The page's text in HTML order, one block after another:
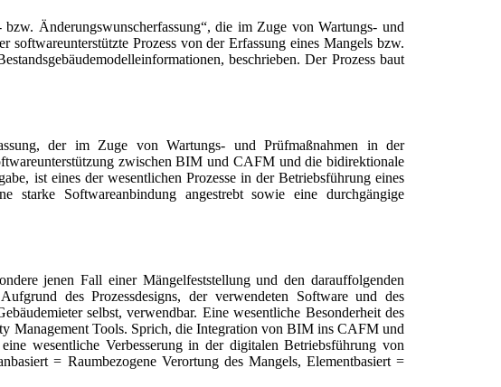
Änderungswunscherfassung“, die im Zuge von Wartungs- und
Prozess von der Erfassung eines Mangels bzw.
beschrieben. Der Prozess baut
der im Zuge von Wartungs- und Prüfmaßnahmen in der
zwischen BIM und CAFM und die bidirektionale
ist eines der wesentlichen Prozesse in der Betriebsführung eines
Softwareanbindung angestrebt sowie eine durchgängige
jenen Fall einer Mängelfeststellung und den darauffolgenden
des Prozessdesigns, der verwendeten Software und des
selbst, verwendbar. Eine wesentliche Besonderheit des
Management Tools. Sprich, die Integration von BIM ins CAFM und
wesentliche Verbesserung in der digitalen Betriebsführung von
= Raumbezogene Verortung des Mangels, Elementbasiert =